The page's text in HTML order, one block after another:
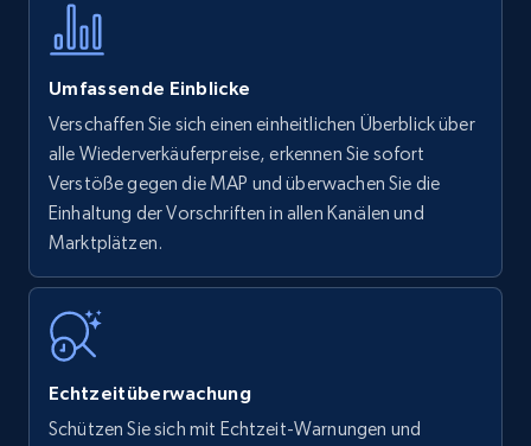
Umfassende Einblicke
Verschaffen Sie sich einen einheitlichen Überblick über
alle Wiederverkäuferpreise, erkennen Sie sofort
Verstöße gegen die MAP und überwachen Sie die
Einhaltung der Vorschriften in allen Kanälen und
Marktplätzen.
Echtzeitüberwachung
Schützen Sie sich mit Echtzeit-Warnungen und